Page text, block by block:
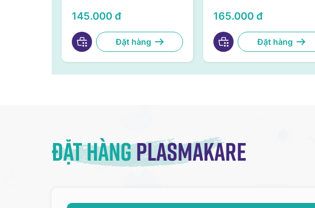
TSN
145.000 đ
Đặt hàng
165.000 đ
Đặt hàng
Đặt hàngPlasmakare